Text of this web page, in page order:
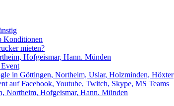
Konditionen
mieten?
Hofgeismar, Hann. Münden
in Göttingen, Northeim, Uslar, Holzminden, Höxter
auf Facebook, Youtube, Twitch, Skype, MS Teams
Northeim, Hofgeismar, Hann. Münden